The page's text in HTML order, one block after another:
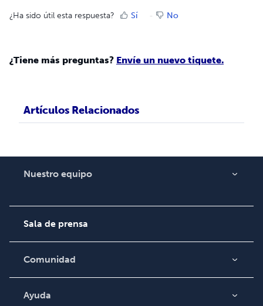
¿Ha sido útil esta respuesta? Sí No
¿Tiene más preguntas? Envíe un nuevo tiquete.
Artículos Relacionados
Nuestro equipo
Empleo
Sala de prensa
Comunidad
Blog
Video
Ayuda